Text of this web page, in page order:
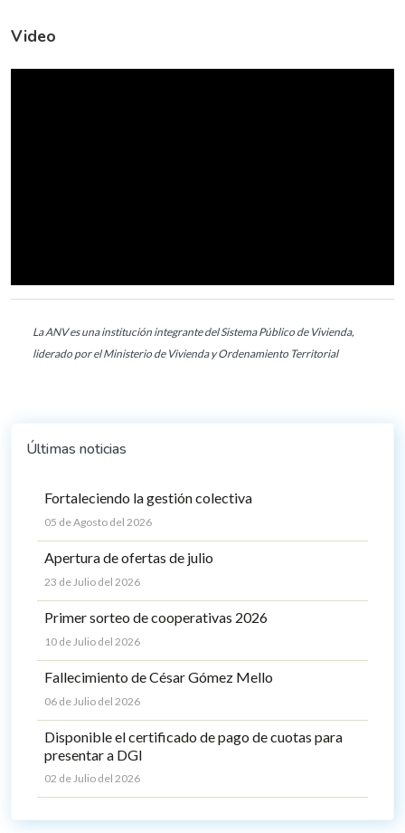
Video
La ANV es una institución integrante del Sistema Público de Vivienda,
liderado por el Ministerio de Vivienda y Ordenamiento Territorial
Últimas noticias
Fortaleciendo la gestión colectiva
05 de Agosto del 2026
Apertura de ofertas de julio
23 de Julio del 2026
Primer sorteo de cooperativas 2026
10 de Julio del 2026
Fallecimiento de César Gómez Mello
06 de Julio del 2026
Disponible el certificado de pago de cuotas para
presentar a DGI
02 de Julio del 2026